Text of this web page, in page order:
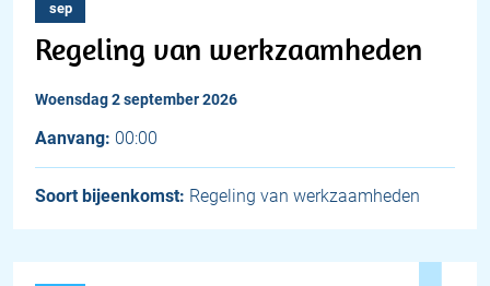
sep
Regeling van werkzaamheden
woensdag 2 september 2026
Aanvang: 00:00
Soort bijeenkomst: Regeling van werkzaamheden